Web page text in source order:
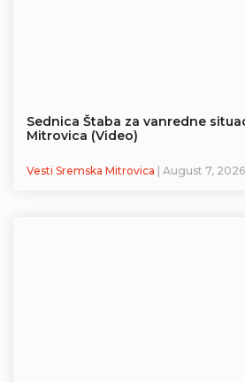
Sednica Štaba za vanredne
Mitrovica (Video)
Vesti Sremska Mitrovica | August 7, 2026